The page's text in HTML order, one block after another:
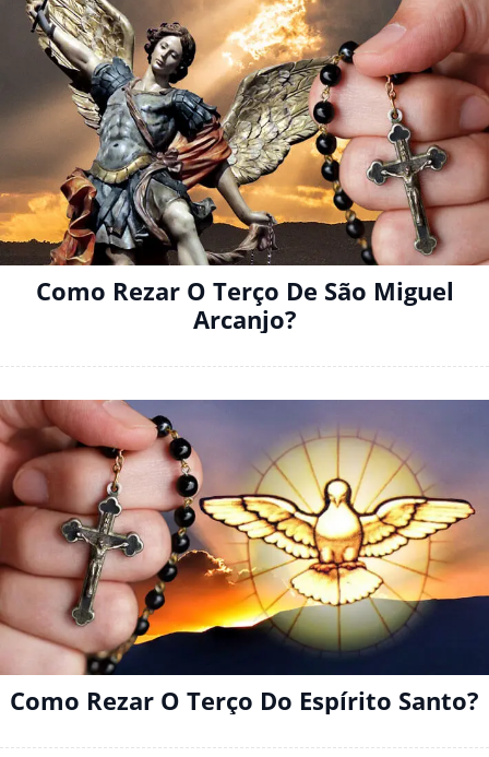
Como Rezar O Terço De São Miguel
Arcanjo?
Como Rezar O Terço Do Espírito Santo?